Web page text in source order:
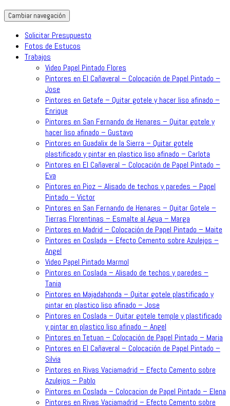
Cambiar navegación
Solicitar Presupuesto
Fotos de Estucos
Trabajos
Video Papel Pintado Flores
Pintores en El Cañaveral – Colocación de Papel Pintado –
Jose
Pintores en Getafe – Quitar gotele y hacer liso afinado –
Enrique
Pintores en San Fernando de Henares – Quitar gotele y
hacer liso afinado – Gustavo
Pintores en Guadalix de la Sierra – Quitar gotele
plastificado y pintar en plastico liso afinado – Carlota
Pintores en El Cañaveral – Colocación de Papel Pintado –
Eva
Pintores en Pioz – Alisado de techos y paredes – Papel
Pintado – Victor
Pintores en San Fernando de Henares – Quitar Gotele –
Tierras Florentinas – Esmalte al Agua – Marga
Pintores en Madrid – Colocación de Papel Pintado – Maite
Pintores en Coslada – Efecto Cemento sobre Azulejos –
Angel
Video Papel Pintado Marmol
Pintores en Coslada – Alisado de techos y paredes –
Tania
Pintores en Majadahonda – Quitar gotele plastificado y
pintar en plastico liso afinado – Jose
Pintores en Coslada – Quitar gotele temple y plastificado
y pintar en plastico liso afinado – Angel
Pintores en Tetuan – Colocación de Papel Pintado – Maria
Pintores en El Cañaveral – Colocación de Papel Pintado –
Silvia
Pintores en Rivas Vaciamadrid – Efecto Cemento sobre
Azulejos – Pablo
Pintores en Coslada – Colocacion de Papel Pintado – Elena
Pintores en Rivas Vaciamadrid – Efecto Cemento sobre